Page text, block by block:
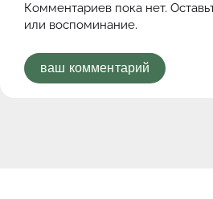
Комментариев пока нет.
или воспоминание.
ваш комментарий